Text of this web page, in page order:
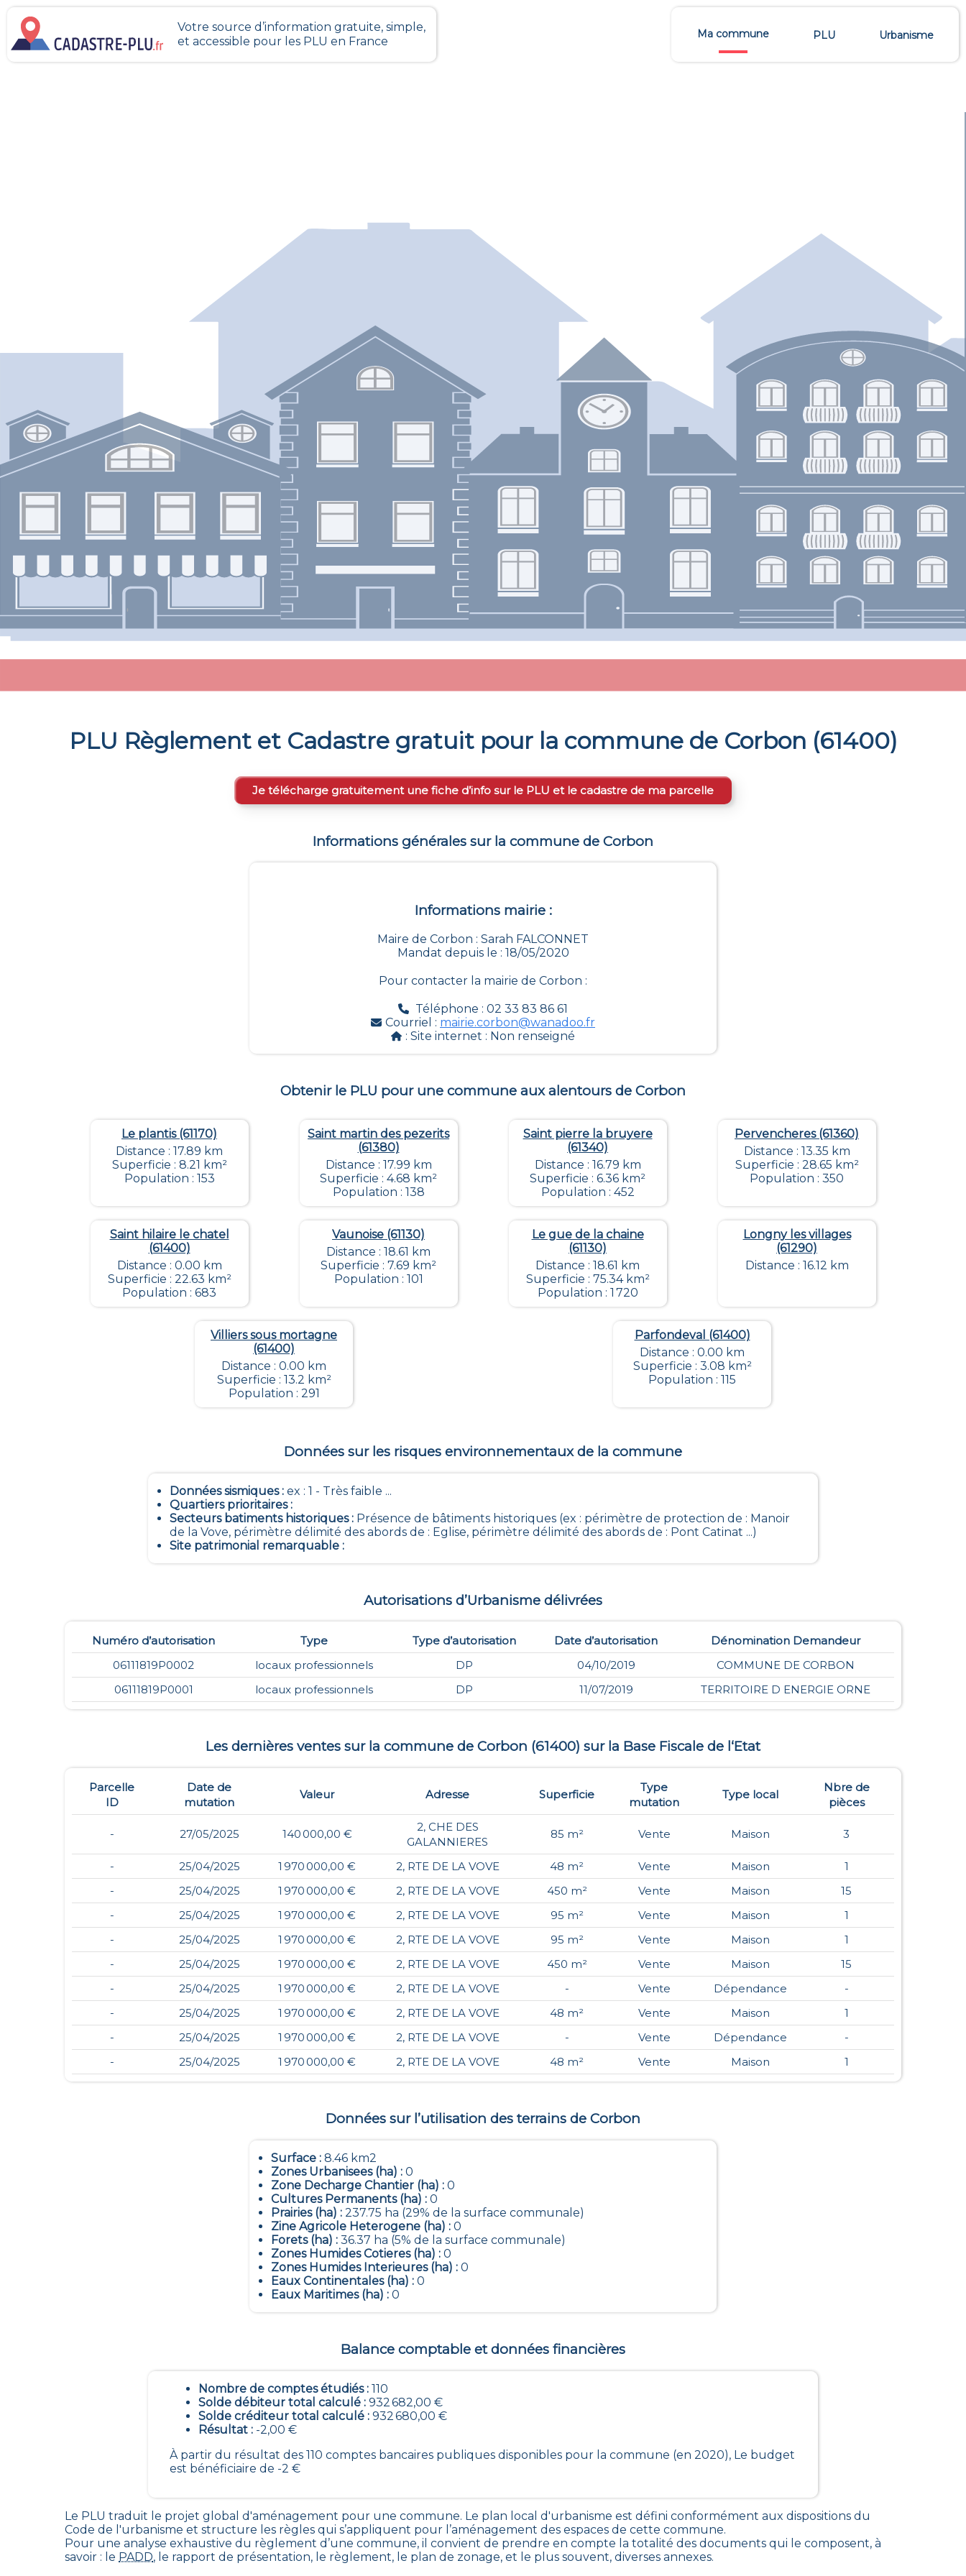
Votre source d’information gratuite, simple,
et accessible pour les PLU en France
Ma commune PLU Urbanisme
PLU Règlement et Cadastre gratuit pour la commune de Corbon (61400)
Je télécharge gratuitement une fiche d’info sur le PLU et le cadastre de ma parcelle
Informations générales sur la commune de Corbon
Informations mairie :
Maire de Corbon : Sarah FALCONNET
Mandat depuis le : 18/05/2020
Pour contacter la mairie de Corbon :
Téléphone : 02 33 83 86 61
Courriel : mairie.corbon@wanadoo.fr
: Site internet : Non renseigné
Obtenir le PLU pour une commune aux alentours de Corbon
Le plantis (61170)
Distance : 17.89 km
Superficie : 8.21 km²
Population : 153
Saint martin des pezerits
(61380)
Distance : 17.99 km
Superficie : 4.68 km²
Population : 138
Saint pierre la bruyere
(61340)
Distance : 16.79 km
Superficie : 6.36 km²
Population : 452
Pervencheres (61360)
Distance : 13.35 km
Superficie : 28.65 km²
Population : 350
Saint hilaire le chatel
(61400)
Distance : 0.00 km
Superficie : 22.63 km²
Population : 683
Vaunoise (61130)
Distance : 18.61 km
Superficie : 7.69 km²
Population : 101
Le gue de la chaine
(61130)
Distance : 18.61 km
Superficie : 75.34 km²
Population : 1 720
Longny les villages
(61290)
Distance : 16.12 km
Villiers sous mortagne
(61400)
Distance : 0.00 km
Superficie : 13.2 km²
Population : 291
Parfondeval (61400)
Distance : 0.00 km
Superficie : 3.08 km²
Population : 115
Données sur les risques environnementaux de la commune
Données sismiques:ex : 1 - Très faible ...
Quartiers prioritaires:
Secteurs batiments historiques: Présence de bâtiments historiques (ex : périmètre de protection de : Manoir
de la Vove, périmètre délimité des abords de : Eglise, périmètre délimité des abords de : Pont Catinat ...)
Site patrimonial remarquable :
Autorisations d’Urbanisme délivrées
Numéro d’autorisation Type Type d’autorisation Date d’autorisation
Dénomination Demandeur
06111819P0002
locaux professionnels DP 04/10/2019
COMMUNE DE CORBON
06111819P0001
locaux professionnels DP 11/07/2019 TERRITOIRE D ENERGIE ORNE
Les dernières ventes sur la commune de Corbon (61400) sur la Base Fiscale de l‘Etat
Parcelle
ID
Date de
mutation
Valeur Adresse Superficie
Type
mutation
Type local
Nbre de
pièces
- 27/05/2025 140 000,00 €
2, CHE DES
GALANNIERES
85 m² Vente Maison 3
- 25/04/2025 1 970 000,00 € 2, RTE DE LA VOVE 48 m² Vente Maison
1
-
25/04/2025 1 970 000,00 € 2, RTE DE LA VOVE 450 m² Vente Maison
15
-
25/04/2025 1 970 000,00 € 2, RTE DE LA VOVE 95 m² Vente Maison
1
-
25/04/2025 1 970 000,00 € 2, RTE DE LA VOVE 95 m² Vente Maison
1
-
25/04/2025 1 970 000,00 € 2, RTE DE LA VOVE 450 m² Vente Maison
15
-
25/04/2025 1 970 000,00 € 2, RTE DE LA VOVE - Vente Dépendance
-
-
25/04/2025 1 970 000,00 € 2, RTE DE LA VOVE 48 m² Vente Maison
1
-
25/04/2025 1 970 000,00 € 2, RTE DE LA VOVE - Vente Dépendance
-
-
25/04/2025 1 970 000,00 € 2, RTE DE LA VOVE 48 m² Vente Maison 1
Données sur l’utilisation des terrains de Corbon
Surface : 8.46 km2
Zones Urbanisees (ha) : 0
Zone Decharge Chantier (ha) : 0
Cultures Permanents (ha) : 0
Prairies (ha) : 237.75 ha (29% de la surface communale)
Zine Agricole Heterogene (ha) : 0
Forets (ha) : 36.37 ha (5% de la surface communale)
Zones Humides Cotieres (ha) : 0
Zones Humides Interieures (ha) : 0
Eaux Continentales (ha) : 0
Eaux Maritimes (ha) : 0
Balance comptable et données financières
Nombre de comptes étudiés :110
Solde débiteur total calculé :932 682,00 €
Solde créditeur total calculé :932 680,00 €
Résultat : -2,00 €
À partir du résultat des 110 comptes bancaires publiques disponibles pour la commune (en 2020), Le budget
est bénéficiaire de -2 €
Le PLU traduit le projet global d'aménagement pour une commune. Le plan local d'urbanisme est défini conformément aux dispositions du
Code de l'urbanisme et structure les règles qui s’appliquent pour l’aménagement des espaces de cette commune.
Pour une analyse exhaustive du règlement d’une commune, il convient de prendre en compte la totalité des documents qui le composent, à
savoir : le PADD, le rapport de présentation, le règlement, le plan de zonage, et le plus souvent, diverses annexes.